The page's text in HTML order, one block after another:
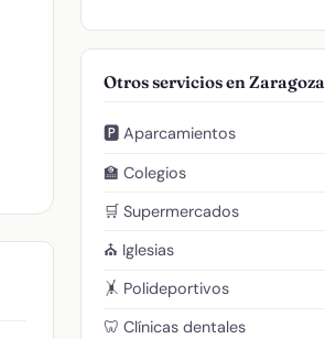
Otros servicios en Zaragoza
🅿️ Aparcamientos
🏫 Colegios
🛒 Supermercados
⛪ Iglesias
🤸 Polideportivos
🦷 Clínicas dentales